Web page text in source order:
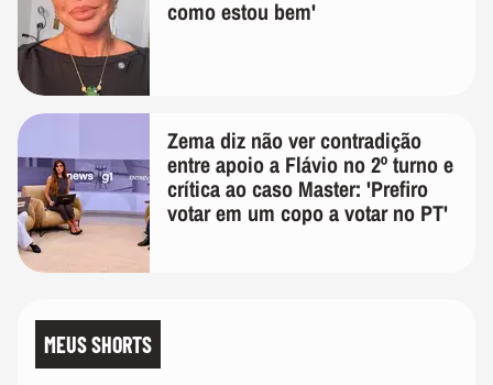
como estou bem'
Zema diz não ver contradição
entre apoio a Flávio no 2º turno e
crítica ao caso Master: 'Prefiro
votar em um copo a votar no PT'
MEUS SHORTS